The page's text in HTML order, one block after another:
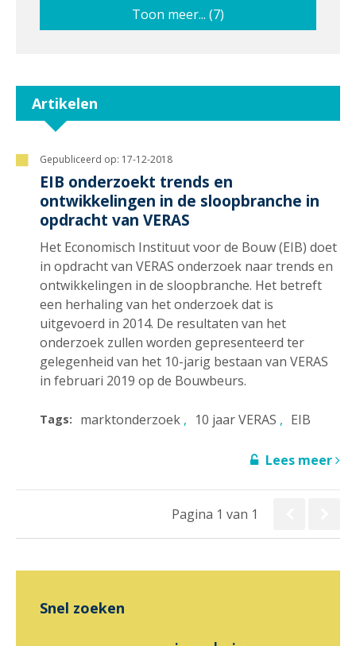
Toon meer... (7)
Artikelen
Gepubliceerd op: 17-12-2018
EIB onderzoekt trends en
ontwikkelingen in de sloopbranche in
opdracht van VERAS
Het Economisch Instituut voor de Bouw (EIB) doet
in opdracht van VERAS onderzoek naar trends en
ontwikkelingen in de sloopbranche. Het betreft
een herhaling van het onderzoek dat is
uitgevoerd in 2014. De resultaten van het
onderzoek zullen worden gepresenteerd ter
gelegenheid van het 10-jarig bestaan van VERAS
in februari 2019 op de Bouwbeurs.
Tags: marktonderzoek 10 jaar VERAS EIB
Lees meer
Pagina 1 van 1
Snel zoeken